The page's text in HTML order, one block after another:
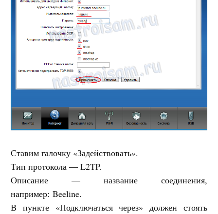
Ставим галочку «Задействовать».
Тип протокола — L2TP.
Описание — название соединения,
например: Beeline.
В пункте «Подключаться через» должен стоять